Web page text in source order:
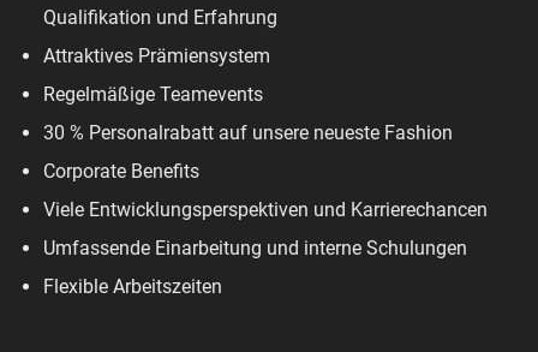
Qualifikation und Erfahrung
Attraktives Prämiensystem
Regelmäßige Teamevents
30 % Personalrabatt auf unsere neueste Fashion
Corporate Benefits
Viele Entwicklungsperspektiven und Karrierechancen
Umfassende Einarbeitung und interne Schulungen
Flexible Arbeitszeiten